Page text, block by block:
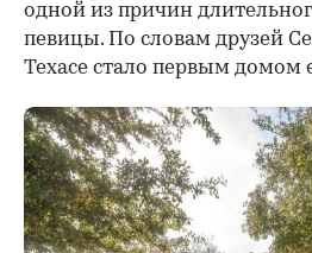
одной из причин
певицы. По словам друзей
Техасе стало первым домом